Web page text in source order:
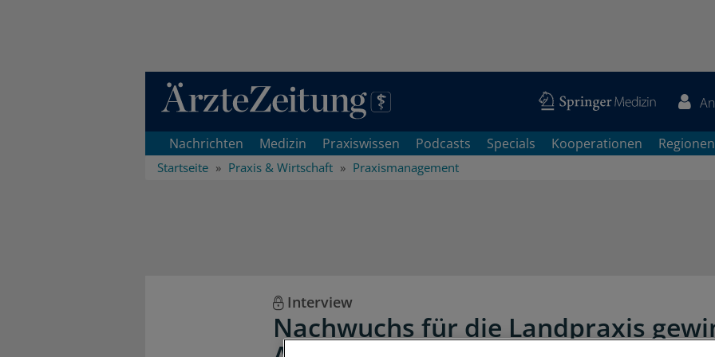
Direkt zum Inhaltsbereich
Nachrichten Medizin Praxiswissen Podcasts Specials Kooperationen Regionen
Startseite Praxis & Wirtschaft Praxismanagement
Interview
Nachwuchs für die Landpraxis